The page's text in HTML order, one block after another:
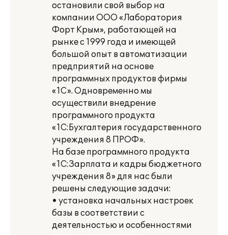
остановили свой выбор на
компании ООО «Лаборатория
Форт Крым», работающей на
рынке с 1999 года и имеющей
большой опыт в автоматизации
предприятий на основе
программных продуктов фирмы
«1С». Одновременно мы
осуществили внедрение
программного продукта
«1С:Бухгалтерия государственного
учреждения 8 ПРОФ».
На базе программного продукта
«1С:Зарплата и кадры бюджетного
учреждения 8» для нас были
решены следующие задачи:
• установка начальных настроек
базы в соответствии с
деятельностью и особенностями